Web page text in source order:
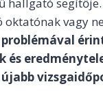
oktatónak vagy
és
újabb